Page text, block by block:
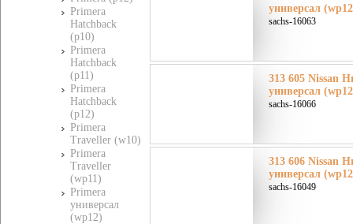
Primera
Hatchback
(p10)
Primera
Hatchback
(p11)
Primera
Hatchback
(p12)
Primera
Traveller (w10)
Primera
Traveller
(wp11)
Primera
универсал
(wp12)
универсал
sachs-16063
313 605 Nissan
универсал
sachs-16066
313 606 Nissan
универсал
sachs-16049